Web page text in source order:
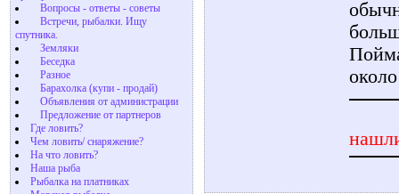
Вопросы - ответы - советы
Встречи, рыбалки. Ищу
спутника.
Земляки
Беседка
Разное
Барахолка (купи - продай)
Объявления от администрации
Предложение от партнеров
Где ловить?
Чем ловить/ снаряжение?
На что ловить?
Наша рыба
Рыбалка на платниках